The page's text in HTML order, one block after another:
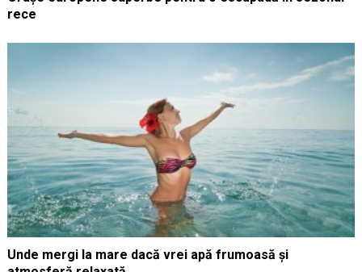
rece
Unde mergi la mare dacă vrei apă frumoasă și